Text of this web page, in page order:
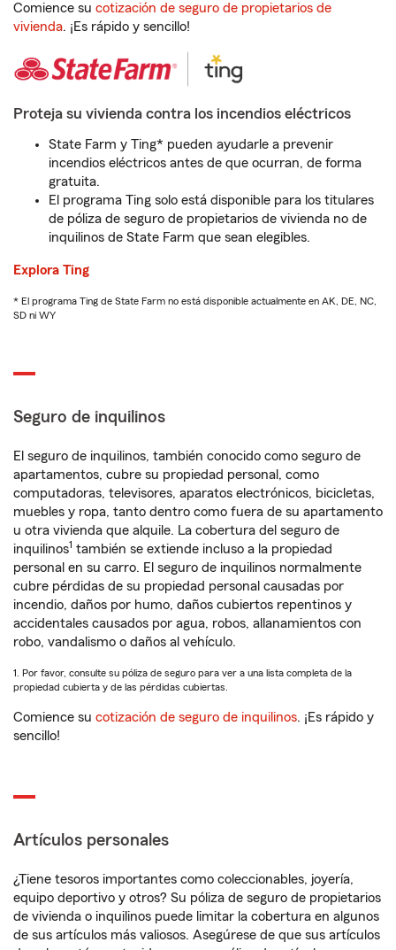
Comience su cotización de seguro de propietarios de
vivienda. ¡Es rápido y sencillo!
Proteja su vivienda contra los incendios eléctricos
State Farm y Ting* pueden ayudarle a prevenir
incendios eléctricos antes de que ocurran, de forma
gratuita.
El programa Ting solo está disponible para los titulares
de póliza de seguro de propietarios de vivienda no de
inquilinos de State Farm que sean elegibles.
Explora Ting
* El programa Ting de State Farm no está disponible actualmente en AK, DE, NC,
SD ni WY
Seguro de inquilinos
El seguro de inquilinos, también conocido como seguro de
apartamentos, cubre su propiedad personal, como
computadoras, televisores, aparatos electrónicos, bicicletas,
muebles y ropa, tanto dentro como fuera de su apartamento
u otra vivienda que alquile. La cobertura del seguro de
inquilinos1 también se extiende incluso a la propiedad
personal en su carro. El seguro de inquilinos normalmente
cubre pérdidas de su propiedad personal causadas por
incendio, daños por humo, daños cubiertos repentinos y
accidentales causados por agua, robos, allanamientos con
robo, vandalismo o daños al vehículo.
1. Por favor, consulte su póliza de seguro para ver a una lista completa de la
propiedad cubierta y de las pérdidas cubiertas.
Comience su cotización de seguro de inquilinos. ¡Es rápido y
sencillo!
Artículos personales
¿Tiene tesoros importantes como coleccionables, joyería,
equipo deportivo y otros? Su póliza de seguro de propietarios
de vivienda o inquilinos puede limitar la cobertura en algunos
de sus artículos más valiosos. Asegúrese de que sus artículos